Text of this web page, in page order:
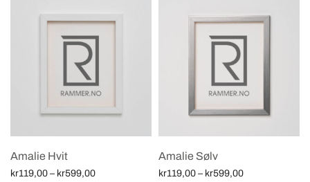
kr599,00
kr599,00
Amalie Hvit
kr119,00 – kr599,00Price
Amalie Sølv
kr119,00 – kr599,00Price